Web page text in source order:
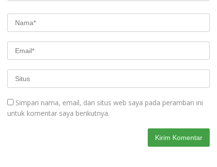
Simpan nama, email, dan situs web saya pada peramban ini
untuk komentar saya berikutnya.